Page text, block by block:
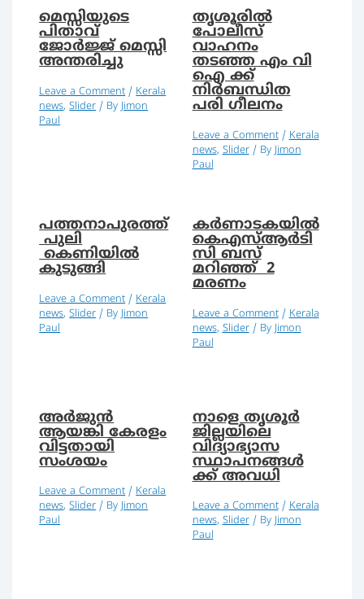
മെസ്സിയുടെ
പിതാവ്
ജോര്‍ജ്ജ് മെസ്സി
അന്തരിച്ചു
Leave a Comment / Kerala
news,Slider / By Jimon
Paul
തൃശൂരിൽ
പോലീസ്
വാഹനം
തടഞ്ഞ എം വി
ഐ ക്ക്
നിർബന്ധിത
പരി ഗീലനം
Leave a Comment / Kerala
news, Slider/ By Jimon
Paul
പത്തനാപുരത്ത്
പുലി
കെണിയില്‍
കുടുങ്ങി
Leave a Comment / Kerala
news,Slider / By Jimon
Paul
കര്‍ണാടകയില്‍
കെഎസ്ആര്‍ടി
സി ബസ്
മറിഞ്ഞ് 2
മരണം
Leave a Comment / Kerala
news, Slider/ By Jimon
Paul
അര്‍ജുന്‍
ആയങ്കി കേരളം
വിട്ടതായി
സംശയം
Leave a Comment / Kerala
news,Slider / By Jimon
Paul
നാളെ തൃശൂർ
ജില്ലയിലെ
വിദ്യാഭ്യാസ
സ്ഥാപനങ്ങൾ
ക്ക് അവധി
Leave a Comment / Kerala
news, Slider/ By Jimon
Paul